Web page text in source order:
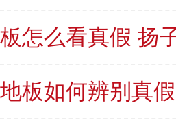
么看真假 扬子地
如何辨别真假 生